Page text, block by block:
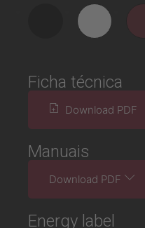
Ficha técnica
Download PDF
Manuais
Download PDF
Energy label